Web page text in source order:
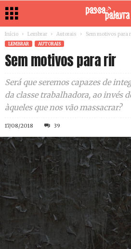
Início Lembrar Autorais Sem motivos para
LEMBRAR AUTORAIS
Sem motivos para rir
Será que seremos capazes de
da classe trabalhadora, ao invés
àqueles que nos vão massacrar?
17/08/2018 39